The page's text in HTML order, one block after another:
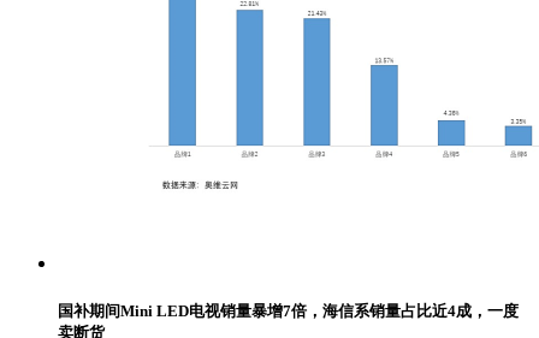
国补期间Mini LED电视销量暴增7倍，海信系销量占比近4成，一度
卖断货